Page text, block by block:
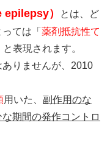
）
とは、ど
ては「 薬剤抵抗性て
と表現されます。
りませんが、2010
用いた、 副作用のな
な期間の発作コントロ